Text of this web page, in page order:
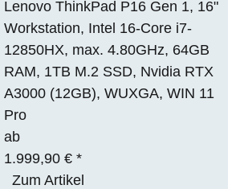
Lenovo ThinkPad P16 Gen 1, 16"
Workstation, Intel 16-Core i7-
12850HX, max. 4.80GHz, 64GB
RAM, 1TB M.2 SSD, Nvidia RTX
A3000 (12GB), WUXGA, WIN 11
Pro
ab
1.999,90 €*
Zum Artikel